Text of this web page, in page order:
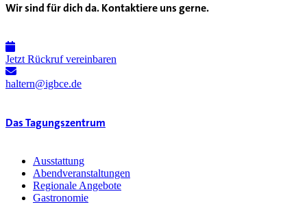
Wir sind für dich da. Kontaktiere uns gerne.
Jetzt Rückruf vereinbaren
haltern@igbce.de
Das Tagungszentrum
Ausstattung
Abendveranstaltungen
Regionale Angebote
Gastronomie